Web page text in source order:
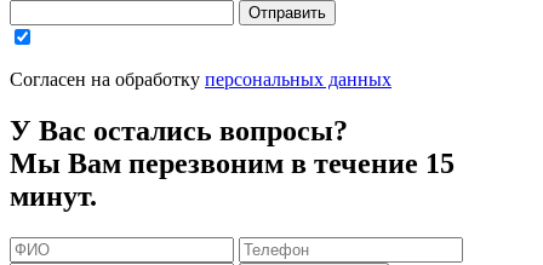
Отправить
Согласен на обработку персональных данных
У Вас остались вопросы?
Мы Вам перезвоним в течение 15
минут.